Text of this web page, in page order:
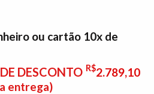
ou cartão 10x de
DESCONTO R$2.789,10
entrega)